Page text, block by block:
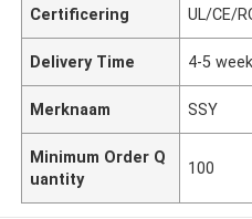
Certificering UL/CE/
Delivery Time 4-5
Merknaam SSY
Minimum Order Q
uantity
100